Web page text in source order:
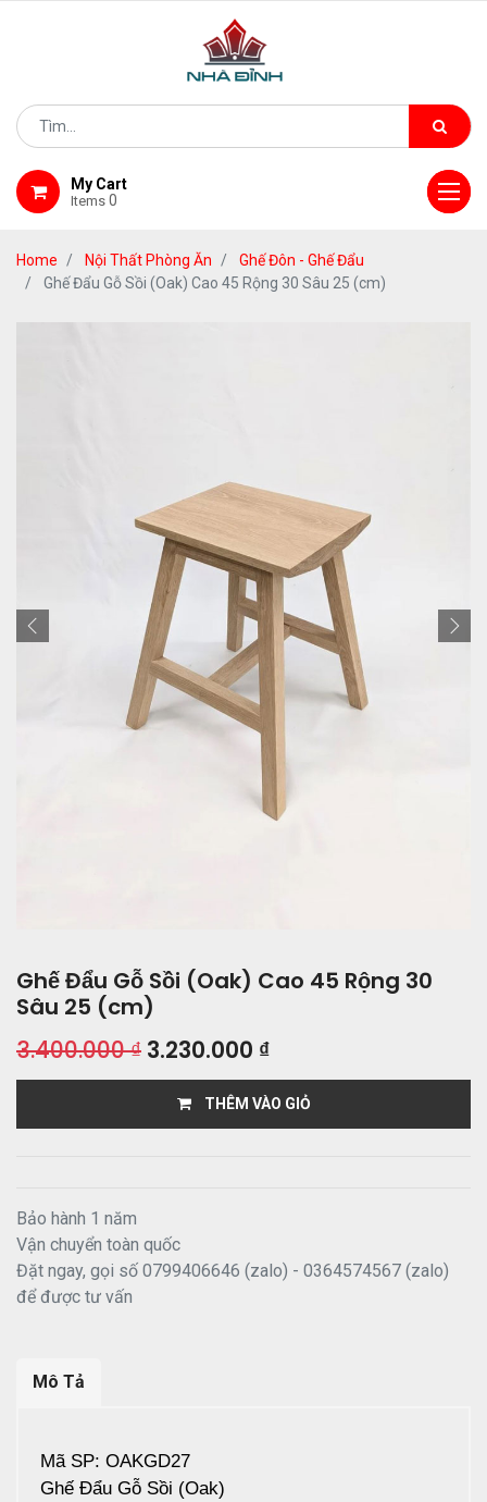
My Cart
Items 0
Home Nội Thất Phòng Ăn
Ghế Đôn - Ghế Đẩu
Ghế Đẩu Gỗ Sồi (Oak) Cao 45 Rộng 30 Sâu 25 (cm)
Ghế Đẩu Gỗ Sồi (Oak) Cao 45 Rộng 30
Sâu 25 (cm)
3.400.000₫ 3.230.000 ₫
THÊM VÀO GIỎ
Bảo hành 1 năm
Vận chuyển toàn quốc
Đặt ngay, gọi số 0799406646 (zalo) - 0364574567 (zalo)
để được tư vấn
Mô Tả
Mã SP: OAKGD27
Ghế Đẩu Gỗ Sồi (Oak)